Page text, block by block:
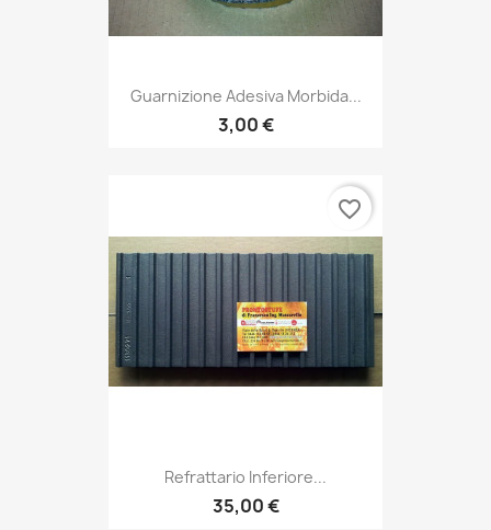
Guarnizione Adesiva Morbida...
3,00 €
Refrattario Inferiore...
35,00 €
favorite_border